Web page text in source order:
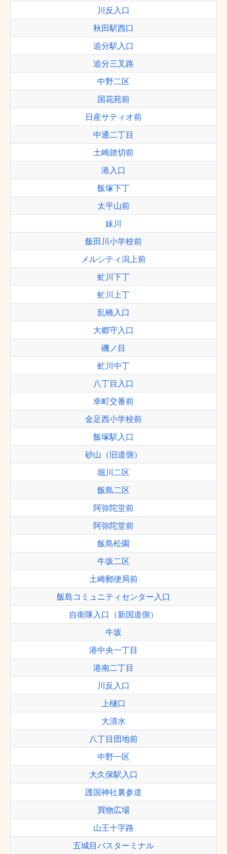
川反入口
秋田駅西口
追分駅入口
追分三叉路
中野二区
国花苑前
日産サティオ前
中通二丁目
土崎踏切前
港入口
飯塚下丁
太平山前
妹川
飯田川小学校前
メルシティ潟上前
虻川下丁
虻川上丁
乱橋入口
大郷守入口
磯ノ目
虻川中丁
八丁目入口
幸町交番前
金足西小学校前
飯塚駅入口
砂山（旧道側）
堀川二区
飯島二区
阿弥陀堂前
阿弥陀堂前
飯島松園
牛坂二区
土崎郵便局前
飯島コミュニティセンター入口
自衛隊入口（新国道側）
牛坂
港中央一丁目
港南二丁目
川反入口
上樋口
大清水
八丁目団地前
中野一区
大久保駅入口
護国神社裏参道
買物広場
山王十字路
五城目バスターミナル